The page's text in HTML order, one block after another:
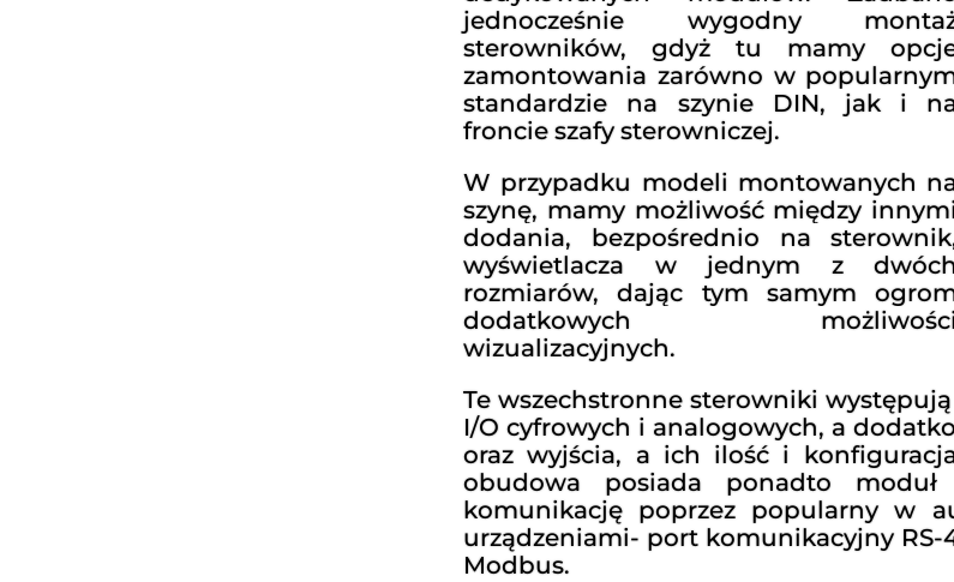
jednocześnie wygodny
sterowników, gdyż tu mamy
zamontowania zarówno w
standardzie na szynie DIN, jak i
froncie szafy sterowniczej.
W przypadku modeli montowanych
szynę, mamy możliwość między innymi
dodania, bezpośrednio na
wyświetlacza w jednym z
rozmiarów, dając tym samym
dodatkowych możliwości
wizualizacyjnych.
Te wszechstronne sterowniki
I/O cyfrowych i analogowych, a
oraz wyjścia, a ich ilość i
obudowa posiada ponadto
komunikację poprzez popularny w
urządzeniami- port komunikacyjny
Modbus.